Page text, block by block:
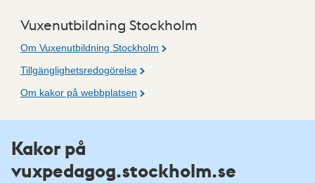
Vuxenutbildning Stockholm
Om Vuxenutbildning Stockholm
Tillgänglighetsredogörelse
Om kakor på webbplatsen
Fler resurser
Vuxenutbildning Stockholm
Kakor på
vuxpedagog.stockholm.se